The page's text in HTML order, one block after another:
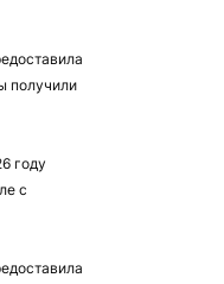
получили
году
с